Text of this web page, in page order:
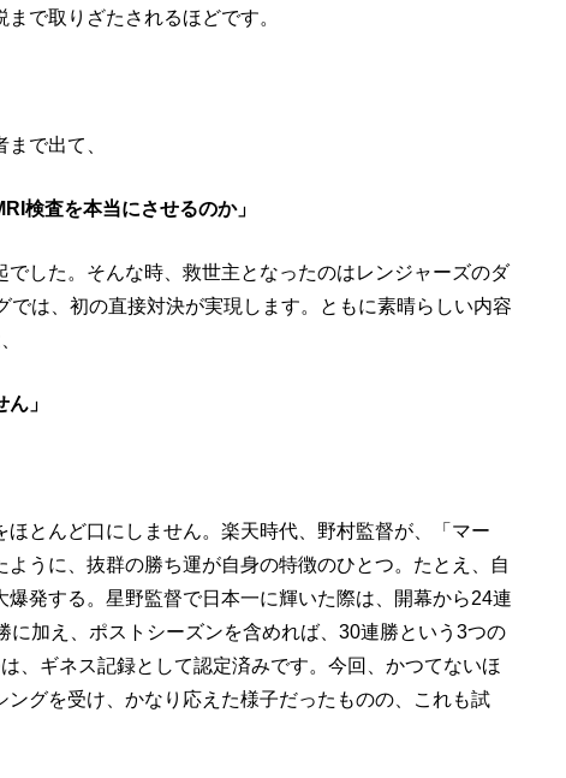
で取りざたされるほどです。
で出て、
検査を本当にさせるのか」
でした。そんな時、救世主となったのはレンジャーズのダ
では、初の直接対決が実現します。ともに素晴らしい内容
」
ほとんど口にしません。楽天時代、野村監督が、「マー
うに、抜群の勝ち運が自身の特徴のひとつ。たとえ、自
発する。星野監督で日本一に輝いた際は、開幕から24連
に加え、ポストシーズンを含めれば、30連勝という3つの
、ギネス記録として認定済みです。今回、かつてないほ
ングを受け、かなり応えた様子だったものの、これも試